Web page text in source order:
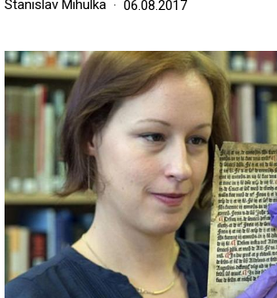
Stanislav Mihulka 06.08.2017
Image